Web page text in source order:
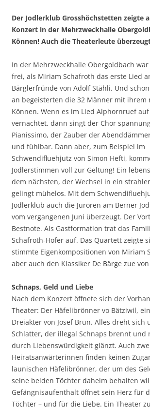
Der Jodlerklub Grosshöchstetten zeigte
Konzert in der Mehrzweckhalle
Können! Auch die Theaterleute
In der Mehrzweckhalle Obergoldbach
frei, als Miriam Schafroth das erste Lied
Bärglerfründe von Adolf Stähli. Und
an begeisterten die 32 Männer mit ihrem
Können. Wenn es im Lied Alphornruef
vernachtet, dann singt der Chor
Pianissimo, der Zauber der
und fühlbar. Dann aber, zum Beispiel im
Schwendifluehjutz von Simon Hefti,
Jodlerstimmen voll zur Geltung! Ein
dem nächsten, der Wechsel in ein
gelingt mühelos. Mit dem
Jodlerklub auch die Juroren am Berner
vom vergangenen Juni überzeugt. Der
Bestnote. Als Gastformation trat das
Schafroth-Hofer auf. Das Quartett zeigte
stimmte Eigenkompositionen von Miriam
aber auch den Klassiker De Bärge zue
Schnaps, Geld und Liebe
Nach dem Konzert öffnete sich der
Theater: Der Häfelibrönner vo Bätziwil,
Dreiakter von Josef Brun. Alles dreht sich
Schlatter, der illegal Schnaps brennt und
durch Liebenswürdigkeit glänzt. Auch
Heiratsanwärterinnen finden keinen
launischen Häfelibrönner, der um des
seine beiden Töchter daheim behalten
Gefängnisaufenthalt öffnet sein Herz für
Töchter – und für die Liebe. Ein Theater